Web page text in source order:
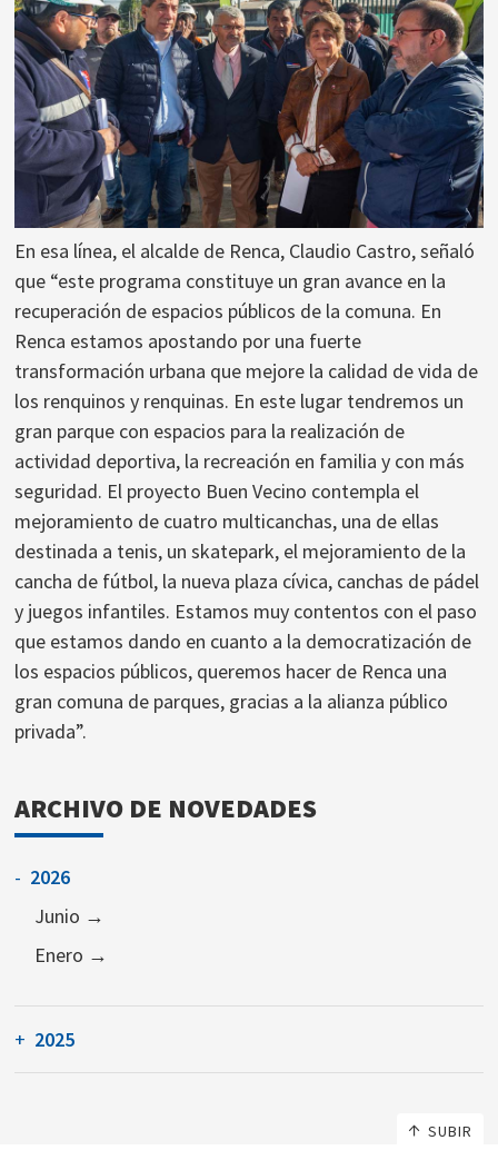
En esa línea, el alcalde de Renca, Claudio Castro, señaló
que “este programa constituye un gran avance en la
recuperación de espacios públicos de la comuna. En
Renca estamos apostando por una fuerte
transformación urbana que mejore la calidad de vida de
los renquinos y renquinas. En este lugar tendremos un
gran parque con espacios para la realización de
actividad deportiva, la recreación en familia y con más
seguridad. El proyecto Buen Vecino contempla el
mejoramiento de cuatro multicanchas, una de ellas
destinada a tenis, un skatepark, el mejoramiento de la
cancha de fútbol, la nueva plaza cívica, canchas de pádel
y juegos infantiles. Estamos muy contentos con el paso
que estamos dando en cuanto a la democratización de
los espacios públicos, queremos hacer de Renca una
gran comuna de parques, gracias a la alianza público
privada”.
ARCHIVO DE NOVEDADES
- 2026
Junio
Enero
+ 2025
SUBIR